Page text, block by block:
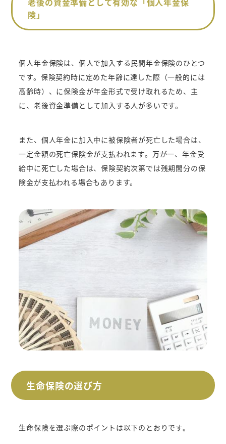
険」
個人年金保険は、個人で加入する民間年金保険のひとつ
です。保険契約時に定めた年齢に達した際（一般的には
高齢時）、に保険金が年金形式で受け取れるため、主
に、老後資金準備として加入する人が多いです。
また、個人年金に加入中に被保険者が死亡した場合は、
一定金額の死亡保険金が支払われます。万が一、年金受
給中に死亡した場合は、保険契約次第では残期間分の保
険金が支払われる場合もあります。
生命保険の選び方
生命保険を選ぶ際のポイントは以下のとおりです。